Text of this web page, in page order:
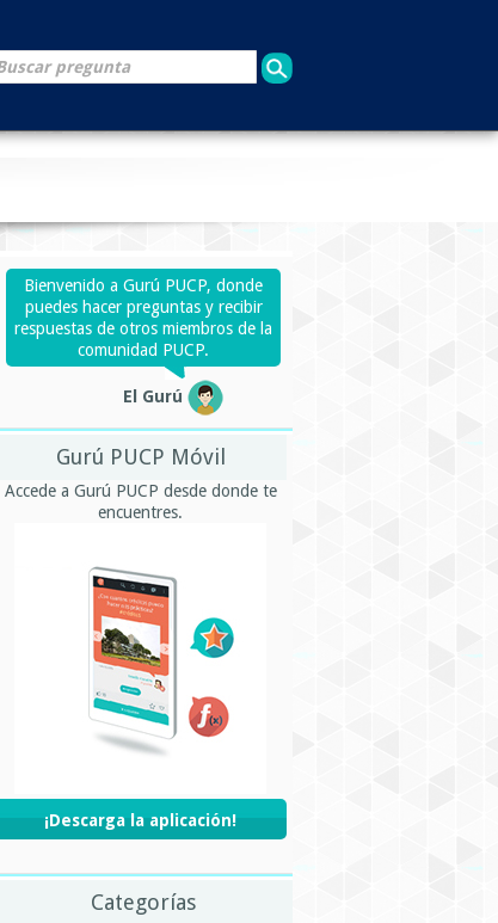
Bienvenido a Gurú PUCP, donde
puedes hacer preguntas y recibir
respuestas de otros miembros de la
comunidad PUCP.
El Gurú
Gurú PUCP Móvil
Accede a Gurú PUCP desde donde te
encuentres.
¡Descarga la aplicación!
Categorías